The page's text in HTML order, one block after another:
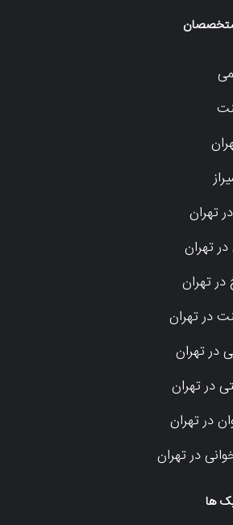
متخصصان
تهران
تهران
در تهران
در تهران
در تهران
در تهران
در تهران
در تهران
ها